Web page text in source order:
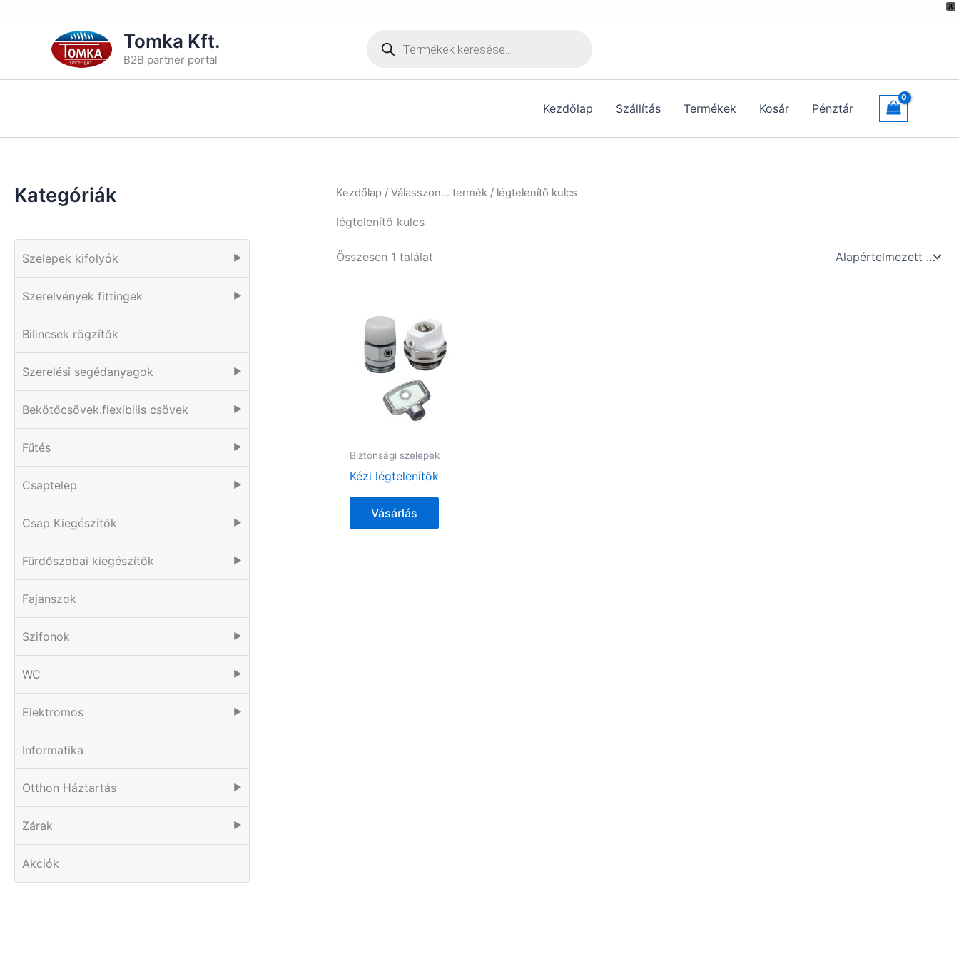
X
Tomka Kft.
B2B partner portal
search
Kezdőlap Szállítás Termékek Kosár Pénztár
Kategóriák
Szelepek kifolyók ▶
Szerelvények fittingek ▶
Bilincsek rögzítők
Szerelési segédanyagok ▶
Bekötőcsövek.flexibilis csövek ▶
Fűtés ▶
Csaptelep ▶
Csap Kiegészítők ▶
Fürdőszobai kiegészítők ▶
Fajanszok
Szifonok ▶
WC ▶
Elektromos ▶
Informatika
Otthon Háztartás ▶
Zárak ▶
Akciók
Kezdőlap / Válasszon... termék / légtelenítő kulcs
légtelenítő kulcs
Összesen 1 találat
Biztonsági szelepek
Kézi légtelenítők
Vásárlás